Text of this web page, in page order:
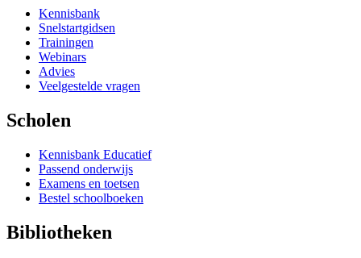
Kennisbank
Snelstartgidsen
Trainingen
Webinars
Advies
Veelgestelde vragen
Scholen
Kennisbank Educatief
Passend onderwijs
Examens en toetsen
Bestel schoolboeken
Bibliotheken